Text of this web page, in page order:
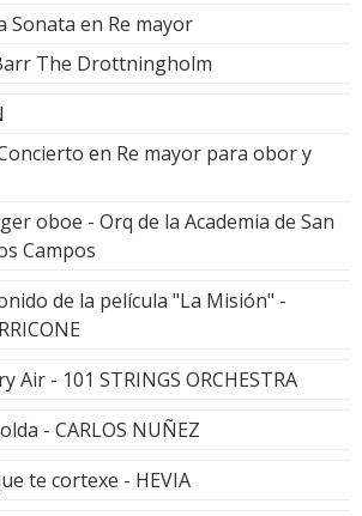
Sonata en Re mayor
The Drottningholm
en Re mayor para obor y
oboe - Orq de la Academia de San
Campos
de la película "La Misión" -
Air - 101 STRINGS ORCHESTRA
- CARLOS NUÑEZ
te cortexe - HEVIA